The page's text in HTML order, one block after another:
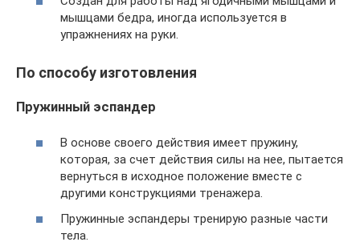
мышцами бедра, иногда используется в
упражнениях на руки.
По способу изготовления
Пружинный эспандер
В основе своего действия имеет пружину,
которая, за счет действия силы на нее, пытается
вернуться в исходное положение вместе с
другими конструкциями тренажера.
Пружинные эспандеры тренирую разные части
тела.